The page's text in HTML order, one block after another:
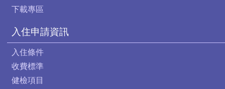
下載專區
入住申請資訊
入住條件
收費標準
健檢項目